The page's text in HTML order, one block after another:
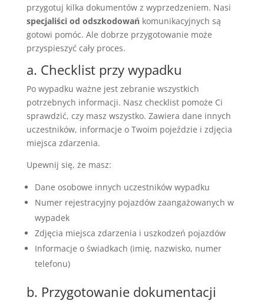
przygotuj kilka dokumentów z wyprzedzeniem. Nasi
specjaliści od odszkodowańkomunikacyjnych są
gotowi pomóc. Ale dobrze przygotowanie może
przyspieszyć cały proces.
a. Checklist przy wypadku
Po wypadku ważne jest zebranie wszystkich
potrzebnych informacji. Nasz checklist pomoże Ci
sprawdzić, czy masz wszystko. Zawiera dane innych
uczestników, informacje o Twoim pojeździe i zdjęcia
miejsca zdarzenia.
Upewnij się, że masz:
Dane osobowe innych uczestników wypadku
Numer rejestracyjny pojazdów zaangażowanych w
wypadek
Zdjęcia miejsca zdarzenia i uszkodzeń pojazdów
Informacje o świadkach (imię, nazwisko, numer
telefonu)
b. Przygotowanie dokumentacji